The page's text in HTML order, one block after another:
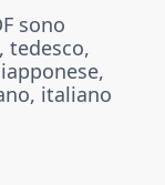
sono
tedesco,
italiano